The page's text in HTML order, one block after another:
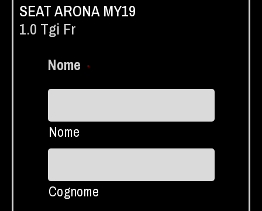
SEAT ARONA MY19
1.0 Tgi Fr
Nome *
Nome
Cognome